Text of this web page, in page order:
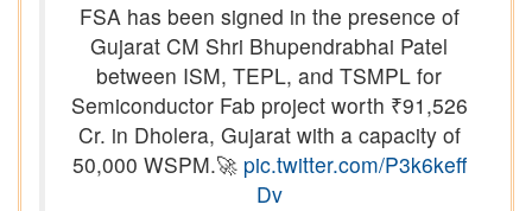
FSA has been signed in the presence of
Gujarat CM Shri Bhupendrabhai Patel
between ISM, TEPL, and TSMPL for
Semiconductor Fab project worth ₹91,526
Cr. in Dholera, Gujarat with a capacity of
50,000 WSPM.🚀 pic.twitter.com/P3k6keff
Dv